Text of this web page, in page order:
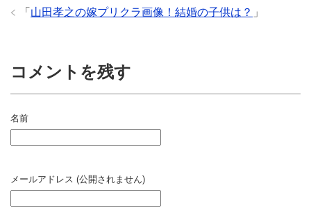
「 山田孝之の嫁プリクラ画像！結婚の子供は？ 」
コメントを残す
名前
メールアドレス (公開されません)